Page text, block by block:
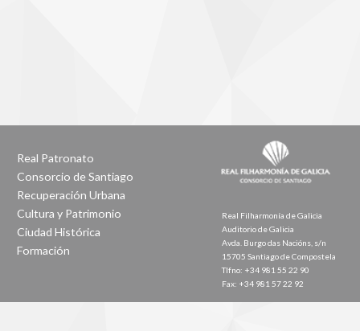
Real Patronato
Consorcio de Santiago
Recuperación Urbana
Cultura y Patrimonio
Ciudad Histórica
Formación
Real Filharmonía de Galicia
Auditorio de Galicia
Avda. Burgo das Nacións, s/n
15705 Santiago de Compostela
Tlfno: +34 981 55 22 90
Fax: +34 981 57 22 92